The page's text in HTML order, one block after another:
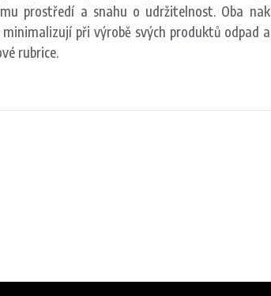
prostředí a snahu o udržitelnost. Oba
při výrobě svých produktů
rubrice.